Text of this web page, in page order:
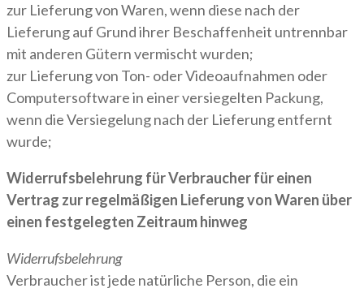
zur Lieferung von Waren, wenn diese nach der
Lieferung auf Grund ihrer Beschaffenheit untrennbar
mit anderen Gütern vermischt wurden;
zur Lieferung von Ton- oder Videoaufnahmen oder
Computersoftware in einer versiegelten Packung,
wenn die Versiegelung nach der Lieferung entfernt
wurde;
Widerrufsbelehrung für Verbraucher für einen
Vertrag zur regelmäßigen Lieferung von Waren über
einen festgelegten Zeitraum hinweg
Widerrufsbelehrung
Verbraucher ist jede natürliche Person, die ein